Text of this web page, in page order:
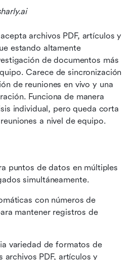
archivos PDF, artículos y
estando altamente
de documentos más
Carece de sincronización
de reuniones en vivo y una
Funciona de manera
individual, pero queda corta
a nivel de equipo.
puntos de datos en múltiples
simultáneamente.
con números de
mantener registros de
variedad de formatos de
archivos PDF, artículos y